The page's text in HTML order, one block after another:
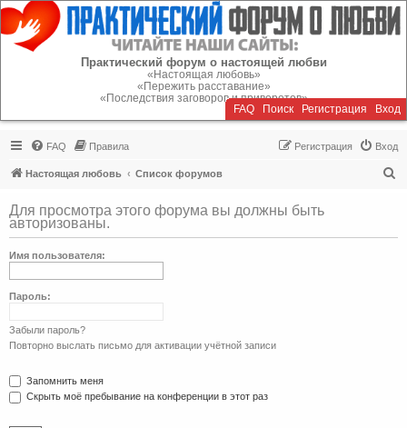
Регистрация
Практический форум о настоящей любви
«Настоящая любовь»
«Пережить расставание»
«Последствия заговоров и приворотов»
FAQ Поиск Регистрация Вход
FAQ Правила Вход
Регистрация
Настоящая любовь Список форумов
с
Для просмотра этого форума вы должны быть
авторизованы.
Имя пользователя:
Пароль:
Забыли пароль?
Повторно выслать письмо для активации учётной записи
Запомнить меня
Скрыть моё пребывание на конференции в этот раз